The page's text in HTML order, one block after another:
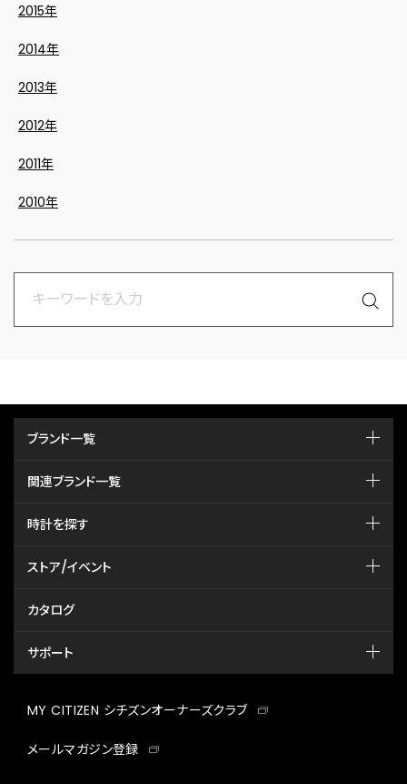
2015年
2014年
2013年
2012年
2011年
2010年
ブランド一覧
関連ブランド一覧
時計を探す
ストア/イベント
カタログ
サポート
MY CITIZEN シチズンオーナーズクラブ
メールマガジン登録